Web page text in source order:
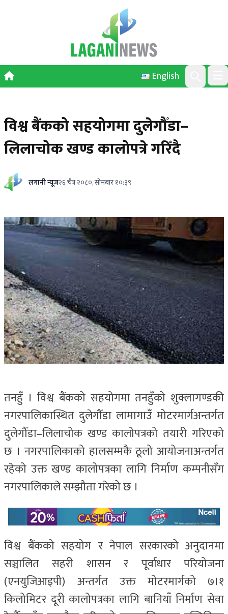
English
Search
विश्व बैंकको सहयोगमा दुलेगौँडा–
लिलाचोक खण्ड कालोपत्रे गरिँदै
लगानी न्यूज२६ चैत्र २०८०, सोमबार १०:३९
तनहुँ । विश्व बैंकको सहयोगमा तनहुँको शुक्लागण्डकी
नगरपालिकास्थित दुलेगौँडा लामागाउँ मोटरमार्गअन्तर्गत
दुलेगौँडा–लिलाचोक खण्ड कालोपत्रको तयारी गरिएको
छ । नगरपालिकाको हालसम्मकै ठूलो आयोजनाअन्तर्गत
रहेको उक्त खण्ड कालोपत्रका लागि निर्माण कम्पनीसँग
नगरपालिकाले सम्झौता गरेको छ ।
विश्व बैंकको सहयोग र नेपाल सरकारको अनुदानमा
सञ्चालित सहरी शासन र पूर्वाधार परियोजना
(एनयुजिआइपी) अन्तर्गत उक्त मोटरमार्गको ७।१
किलोमिटर दूरी कालोपत्रका लागि बानियाँ निर्माण सेवा